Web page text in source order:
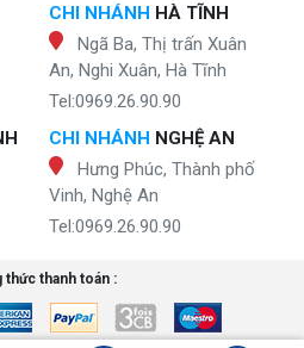
CHI NHÁNH HÀ TĨNH
Ngã Ba, Thị trấn Xuân
An, Nghi Xuân, Hà Tĩnh
Tel:0969.26.90.90
CHI NHÁNH NGHỆ AN
Hưng Phúc, Thành phố
Vinh, Nghệ An
Tel:0969.26.90.90
thức thanh toán :